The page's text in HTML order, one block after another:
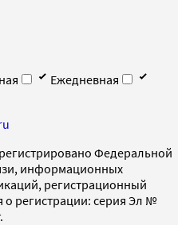
Ежедневная
Федеральной
информационных
регистрационный
регистрации: серия Эл №